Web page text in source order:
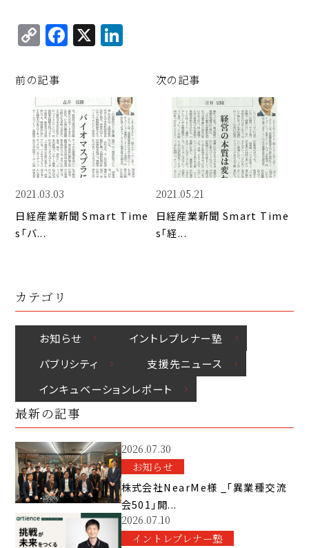
C
o
p
y
Li
n
k
F
a
e
b
o
o
X
e
d
I
n
前の記事
2021.03.03
日経産業新聞 Smart Time
s「バ...
次の記事
2021.05.21
日経産業新聞 Smart Time
s「経...
カテゴリ
お知らせ
イントレプレナー塾
パブリシティ
⽀援先ニュース
インキュベーションレポート
最新の記事
2026.07.30
お知らせ
株式会社NearMe様 _「異業種交流
会501」開...
2026.07.10
イントレプレナー塾